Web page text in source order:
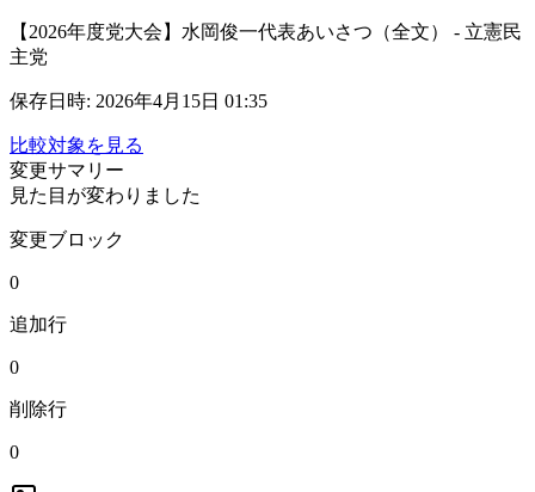
【2026年度党大会】水岡俊一代表あいさつ（全文） - 立憲民
主党
保存日時: 2026年4月15日 01:35
比較対象を見る
変更サマリー
見た目が変わりました
変更ブロック
0
追加行
0
削除行
0